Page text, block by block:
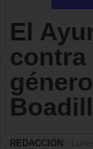
El
contra
REDACCIÓN